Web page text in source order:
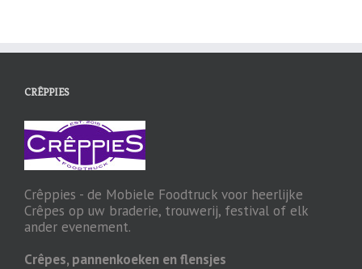
CRÊPPIES
Crêppies - de Mobiele Foodtruck voor heerlijke
Crêpes op uw braderie, trouwerij, festival of elk
ander evenement.
Crêpes, pannenkoeken en flensjes